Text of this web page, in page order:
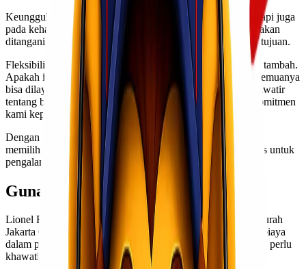
Keunggulan layanan ini tidak hanya terletak pada harga, tetapi juga
pada kehandalan dan keamanan pengiriman. Barang Anda akan
ditangani dengan baik agar tiba dalam kondisi sempurna di tujuan.
Fleksibilitas dalam memilih jenis layanan juga menjadi nilai tambah.
Apakah itu dokumen penting atau barang berat sekalipun, semuanya
bisa dilayani dengan optimal oleh tim kami. Tidak perlu khawatir
tentang biaya tambahan tersembunyi; transparansi adalah komitmen
kami kepada pelanggan.
Dengan banyaknya pilihan ekspedisi saat ini, pastikan Anda
memilih jasa yang memberi nilai lebih seperti Lionel Express untuk
pengalaman pengiriman terbaik dari Jakarta ke Gorontalo!
Gunakan Lionel Express!
Lionel Express adalah pilihan tepat untuk ekspedisi cargo murah
Jakarta Gorontalo. Kami memahami pentingnya waktu dan biaya
dalam pengiriman barang. Dengan layanan kami, Anda tidak perlu
khawatir lagi.